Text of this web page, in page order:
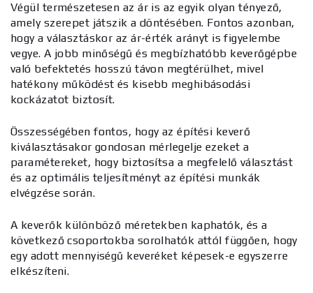
Végül természetesen az ár is az egyik olyan tényező,
amely szerepet játszik a döntésében. Fontos azonban,
hogy a választáskor az ár-érték arányt is figyelembe
vegye. A jobb minőségű és megbízhatóbb keverőgépbe
való befektetés hosszú távon megtérülhet, mivel
hatékony működést és kisebb meghibásodási
kockázatot biztosít.
Összességében fontos, hogy az építési keverő
kiválasztásakor gondosan mérlegelje ezeket a
paramétereket, hogy biztosítsa a megfelelő választást
és az optimális teljesítményt az építési munkák
elvégzése során.
A keverők különböző méretekben kaphatók, és a
következő csoportokba sorolhatók attól függően, hogy
egy adott mennyiségű keveréket képesek-e egyszerre
elkészíteni.